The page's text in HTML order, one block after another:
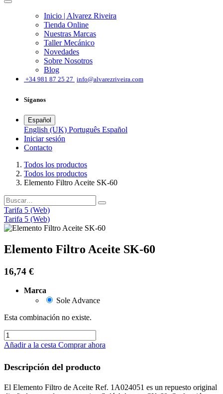
Inicio | Alvarez Riveira
Tienda Online
Nuestras Marcas
Taller Mecánico
Novedades
Sobre Nosotros
Blog
+34 981 87 25 27 info@alvarezriveira.com
Síganos
Español
English (UK) Português Español
Iniciar sesión
​Contacto
Todos los productos
Todos los productos
Elemento Filtro Aceite SK-60
Tarifa 5 (Web)
Tarifa 5 (Web)
Elemento Filtro Aceite SK-60
16,74 €
Marca
Sole Advance
Esta combinación no existe.
Añadir a la cesta Comprar ahora
Descripción del producto
El Elemento Filtro de Aceite Ref. 1A024051 es un repuesto original